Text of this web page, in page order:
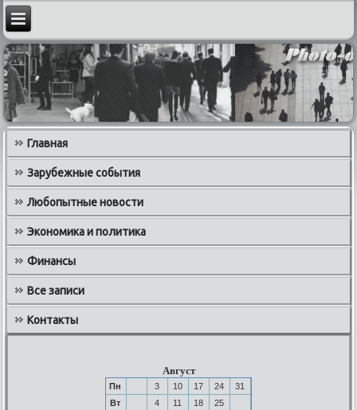
Главная
Зарубежные события
Любопытные новости
Экономика и политика
Финансы
Все записи
Контакты
Август
Пн 3 10 17 24
31
Вт
4 11 18
25